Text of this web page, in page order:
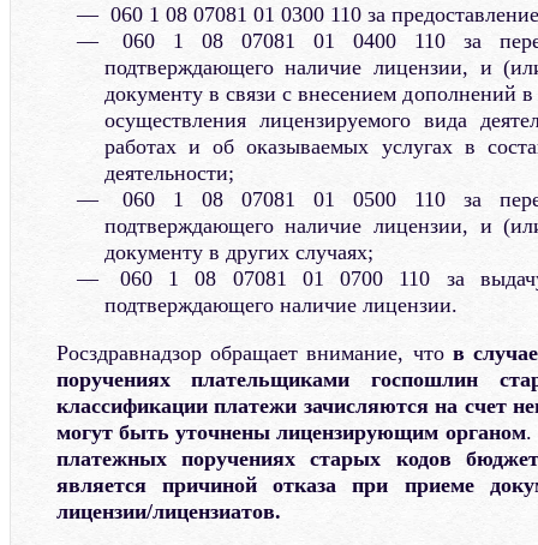
060 1 08 07081 01 0300 110 за
060 1 08 07081 01 0400 110 за
подтверждающего наличие лицензии, и
документу в связи с внесением дополнений в
осуществления лицензируемого вида
работах и об оказываемых услугах в
деятельности;
060 1 08 07081 01 0500 110 за
подтверждающего наличие лицензии, и
документу в других случаях;
060 1 08 07081 01 0700 110 за выдачу
подтверждающего наличие лицензии.
Росздравнадзор обращает внимание, что в
поручениях плательщиками госпошлин
классификации платежи зачисляются на счет
могут быть уточнены лицензирующим органом.
платежных поручениях старых кодов
является причиной отказа при приеме
лицензии/лицензиатов.